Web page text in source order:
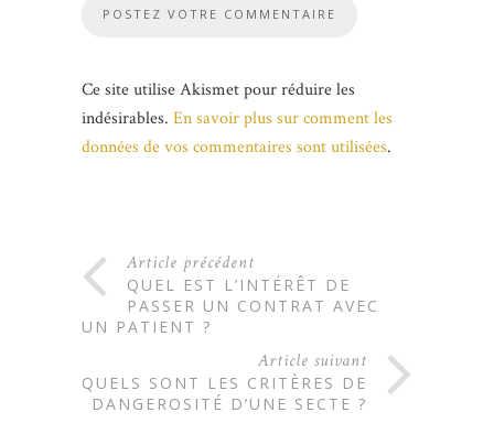
Ce site utilise Akismet pour réduire les
indésirables. En savoir plus sur comment les
données de vos commentaires sont utilisées.
Article précédent
QUEL EST L’INTÉRÊT DE
PASSER UN CONTRAT AVEC
UN PATIENT ?
Article suivant
QUELS SONT LES CRITÈRES DE
DANGEROSITÉ D’UNE SECTE ?